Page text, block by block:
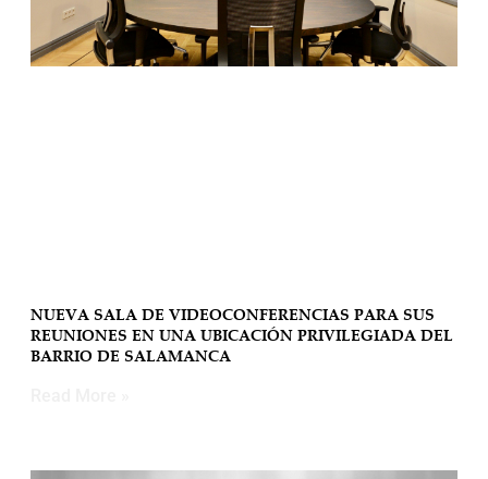
NUEVA SALA DE VIDEOCONFERENCIAS PARA SUS
REUNIONES EN UNA UBICACIÓN PRIVILEGIADA DEL
BARRIO DE SALAMANCA